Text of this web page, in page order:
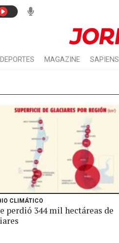
DEPORTES MAGAZINE SAPIENS
CLIMÁTICO
perdió 344 mil hectáreas de